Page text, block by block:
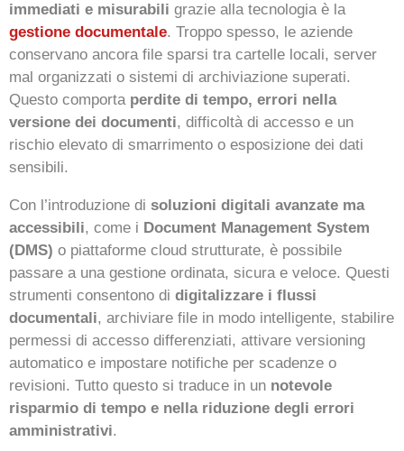
immediati e misurabili grazie alla tecnologia è la
gestione documentale. Troppo spesso, le aziende
conservano ancora file sparsi tra cartelle locali, server
mal organizzati o sistemi di archiviazione superati.
Questo comporta perdite di tempo, errori nella
versione dei documenti, difficoltà di accesso e un
rischio elevato di smarrimento o esposizione dei dati
sensibili.
Con l’introduzione di soluzioni digitali avanzate ma
accessibili, come i Document Management System
(DMS) o piattaforme cloud strutturate, è possibile
passare a una gestione ordinata, sicura e veloce. Questi
strumenti consentono di digitalizzare i flussi
documentali, archiviare file in modo intelligente, stabilire
permessi di accesso differenziati, attivare versioning
automatico e impostare notifiche per scadenze o
revisioni. Tutto questo si traduce in un notevole
risparmio di tempo e nella riduzione degli errori
amministrativi.